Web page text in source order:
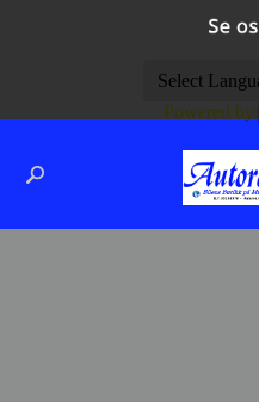
Powered by